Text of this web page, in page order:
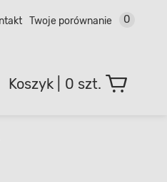
Twoje porównanie 0
0 szt.